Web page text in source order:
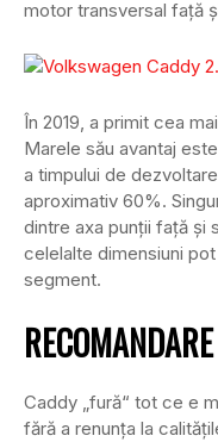
motor transversal față
În 2019, a primit cea
Marele său avantaj
a timpului de
aproximativ 60%.
dintre axa punții față și
celelalte dimensiuni
segment.
Caddy „fură“ tot ce e
fără a renunța la